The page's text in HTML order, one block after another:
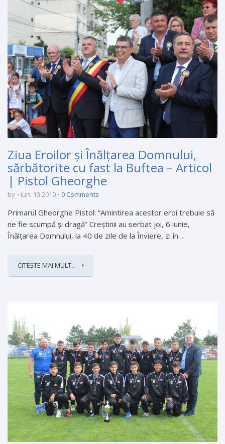
Ziua Eroilor şi Înălţarea Domnului,
sărbătorite cu fast la Buftea – Articol
| Pistol Gheorghe
by iun. 13 2019 0 Comments
Primarul Gheorghe Pistol: ”Amintirea acestor eroi trebuie să
ne fie scumpă și dragă” Creştinii au serbat joi, 6 iunie,
Înălţarea Domnului, la 40 de zile de la Înviere, zi în ...
CITEȘTE MAI MULT...